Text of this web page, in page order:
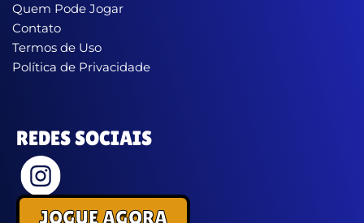
Quem Pode Jogar
Contato
Termos de Uso
Política de Privacidade
REDES SOCIAIS
JOGUE AGORA